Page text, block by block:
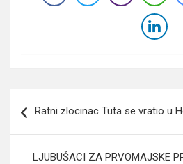
članaka
Ratni zlocinac Tuta se vratio u
LJUBUŠACI ZA PRVOMAJSKE